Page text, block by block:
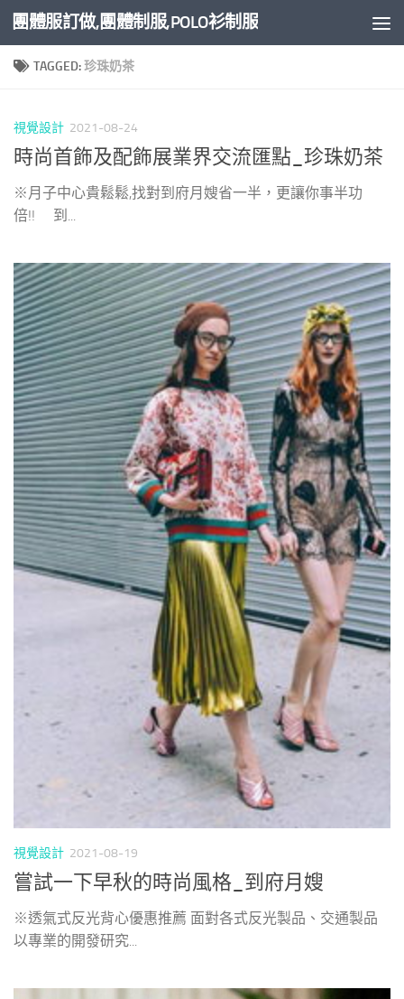
Skip to content
團體服訂做,團體制服,POLO衫制服
TAGGED:珍珠奶茶
視覺設計 2021-08-24
時尚首飾及配飾展業界交流匯點_珍珠奶茶
※月子中心貴鬆鬆,找對到府月嫂省一半，更讓你事半功
倍!! 到...
視覺設計 2021-08-19
嘗試一下早秋的時尚風格_到府月嫂
※透氣式反光背心優惠推薦 面對各式反光製品、交通製品
以專業的開發研究...